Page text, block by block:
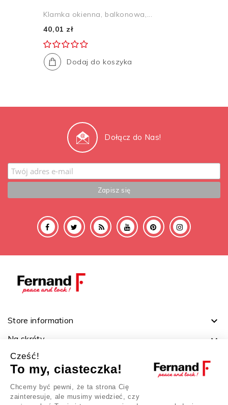
Klamka okienna, balkonowa,...
40,01 zł
Dodaj do koszyka
Dołącz do Nas!
Store information 
Na skróty 
Ważne linki 
Twoje konto
Cześć!
To my, ciasteczka!
Chcemy być pewni, że ta strona Cię
zainteresuje, ale musimy wiedzieć, czy